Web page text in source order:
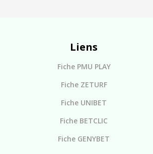
Liens
Fiche PMU PLAY
Fiche ZETURF
Fiche UNIBET
Fiche BETCLIC
Fiche GENYBET